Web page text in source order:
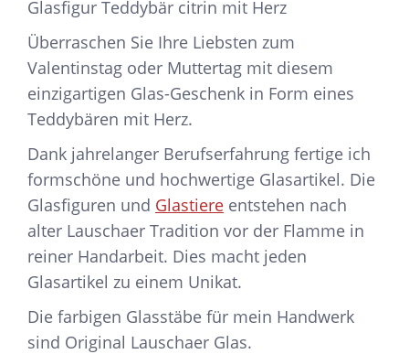
Glasfigur Teddybär citrin mit Herz
Überraschen Sie Ihre Liebsten zum
Valentinstag oder Muttertag mit diesem
einzigartigen Glas-Geschenk in Form eines
Teddybären mit Herz.
Dank jahrelanger Berufserfahrung fertige ich
formschöne und hochwertige Glasartikel. Die
Glasfiguren und Glastiere entstehen nach
alter Lauschaer Tradition vor der Flamme in
reiner Handarbeit. Dies macht jeden
Glasartikel zu einem Unikat.
Die farbigen Glasstäbe für mein Handwerk
sind Original Lauschaer Glas.